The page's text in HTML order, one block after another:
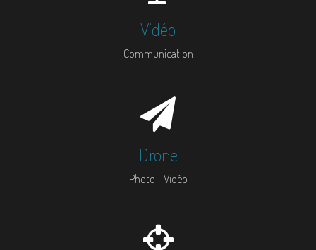
Vidéo
Communication
Drone
Photo - Vidéo